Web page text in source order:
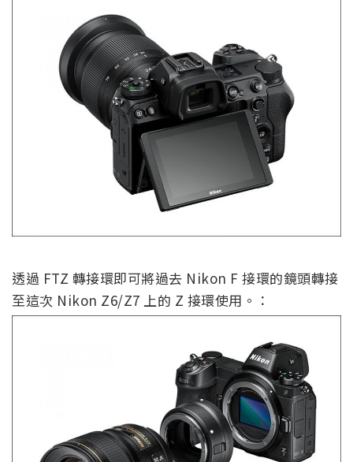
透過 FTZ 轉接環即可將過去 Nikon F 接環的鏡頭轉接
至這次 Nikon Z6/Z7 上的 Z 接環使用。：